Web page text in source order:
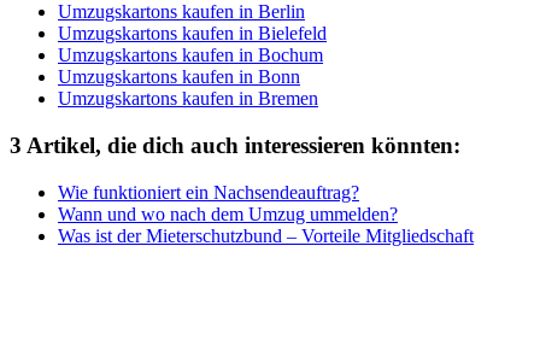
Umzugskartons kaufen in Berlin
Umzugskartons kaufen in Bielefeld
Umzugskartons kaufen in Bochum
Umzugskartons kaufen in Bonn
Umzugskartons kaufen in Bremen
3 Artikel, die dich auch interessieren könnten:
Wie funktioniert ein Nachsendeauftrag?
Wann und wo nach dem Umzug ummelden?
Was ist der Mieterschutzbund – Vorteile Mitgliedschaft